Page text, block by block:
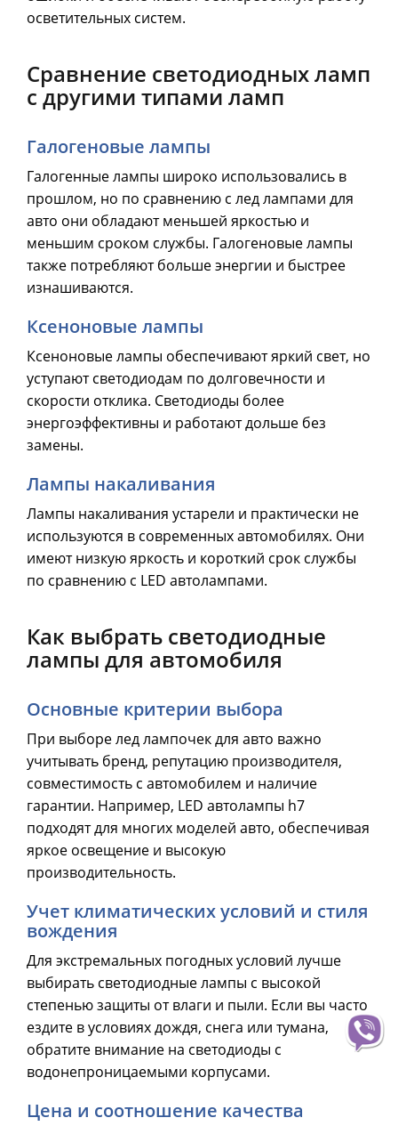
осветительных систем.
Сравнение светодиодных ламп
с другими типами ламп
Галогеновые лампы
Галогенные лампы широко использовались в
прошлом, но по сравнению с лед лампами для
авто они обладают меньшей яркостью и
меньшим сроком службы. Галогеновые лампы
также потребляют больше энергии и быстрее
изнашиваются.
Ксеноновые лампы
Ксеноновые лампы обеспечивают яркий свет, но
уступают светодиодам по долговечности и
скорости отклика. Светодиоды более
энергоэффективны и работают дольше без
замены.
Лампы накаливания
Лампы накаливания устарели и практически не
используются в современных автомобилях. Они
имеют низкую яркость и короткий срок службы
по сравнению с LED автолампами.
Как выбрать светодиодные
лампы для автомобиля
Основные критерии выбора
При выборе лед лампочек для авто важно
учитывать бренд, репутацию производителя,
совместимость с автомобилем и наличие
гарантии. Например, LED автолампы h7
подходят для многих моделей авто, обеспечивая
яркое освещение и высокую
производительность.
Учет климатических условий и стиля
вождения
Для экстремальных погодных условий лучше
выбирать светодиодные лампы с высокой
степенью защиты от влаги и пыли. Если вы часто
ездите в условиях дождя, снега или тумана,
обратите внимание на светодиоды с
водонепроницаемыми корпусами.
Цена и соотношение качества